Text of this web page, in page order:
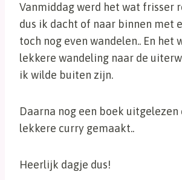
Vanmiddag werd het wat frisser
dus ik dacht of naar binnen met
toch nog even wandelen.. En het
lekkere wandeling naar de
ik wilde buiten zijn.
Daarna nog een boek uitgelezen
lekkere curry gemaakt..
Heerlijk dagje dus!